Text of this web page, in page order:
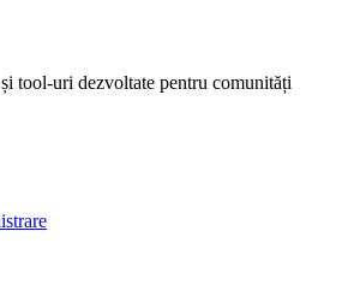
tool-uri dezvoltate pentru comunități